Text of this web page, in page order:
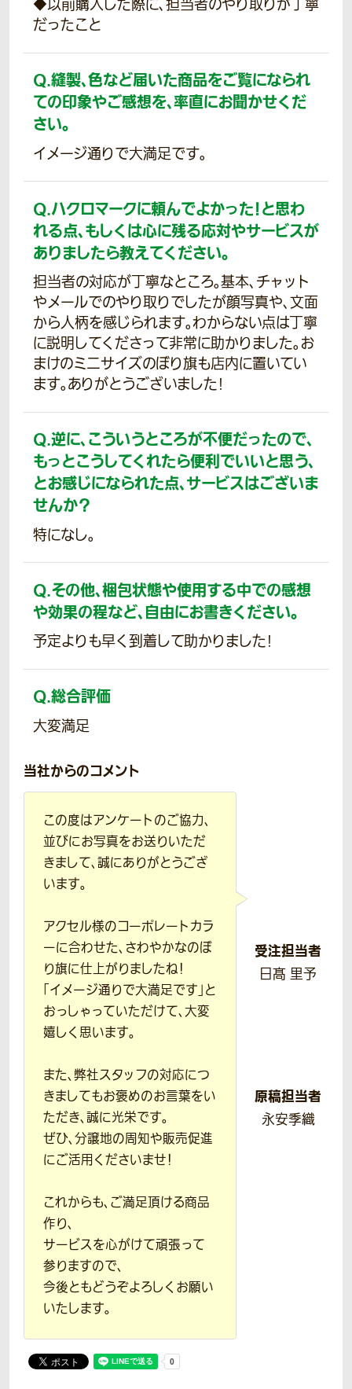
◆以前購入した際に、担当者のやり取りが丁寧
だったこと
Q.縫製、色など届いた商品をご覧になられ
ての印象やご感想を、率直にお聞かせくだ
さい。
イメージ通りで大満足です。
Q.ハクロマークに頼んでよかった！と思わ
れる点、もしくは心に残る応対やサービスが
ありましたら教えてください。
担当者の対応が丁寧なところ。基本、チャット
やメールでのやり取りでしたが顔写真や、文面
から人柄を感じられます。わからない点は丁寧
に説明してくださって非常に助かりました。お
まけのミニサイズのぼり旗も店内に置いてい
ます。ありがとうございました!
Q.逆に、こういうところが不便だったので、
もっとこうしてくれたら便利でいいと思う、
とお感じになられた点、サービスはございま
せんか？
特になし。
Q.その他、梱包状態や使用する中での感想
や効果の程など、自由にお書きください。
予定よりも早く到着して助かりました!
Q.総合評価
大変満足
当社からのコメント
この度はアンケートのご協力、
並びにお写真をお送りいただ
きまして、誠にありがとうござ
います。
アクセル様のコーポレートカラ
ーに合わせた、さわやかなのぼ
り旗に仕上がりましたね！
「イメージ通りで大満足です」と
おっしゃっていただけて、大変
嬉しく思います。
また、弊社スタッフの対応につ
きましてもお褒めのお言葉をい
ただき、誠に光栄です。
ぜひ、分譲地の周知や販売促進
にご活用くださいませ！
これからも、ご満足頂ける商品
作り、
サービスを心がけて頑張って
参りますので、
今後ともどうぞよろしくお願い
いたします。
受注担当者
日髙 里予
原稿担当者
永安季織